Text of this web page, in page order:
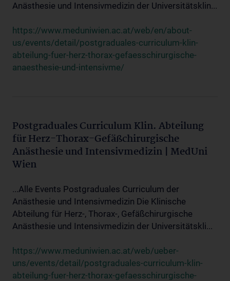
Anästhesie und Intensivmedizin der Universitätsklin...
https://www.meduniwien.ac.at/web/en/about-
us/events/detail/postgraduales-curriculum-klin-
abteilung-fuer-herz-thorax-gefaesschirurgische-
anaesthesie-und-intensivme/
Postgraduales Curriculum Klin. Abteilung
für Herz-Thorax-Gefäßchirurgische
Anästhesie und Intensivmedizin | MedUni
Wien
...Alle Events Postgraduales Curriculum der
Anästhesie und Intensivmedizin Die Klinische
Abteilung für Herz-, Thorax-, Gefäßchirurgische
Anästhesie und Intensivmedizin der Universitätskli...
https://www.meduniwien.ac.at/web/ueber-
uns/events/detail/postgraduales-curriculum-klin-
abteilung-fuer-herz-thorax-gefaesschirurgische-